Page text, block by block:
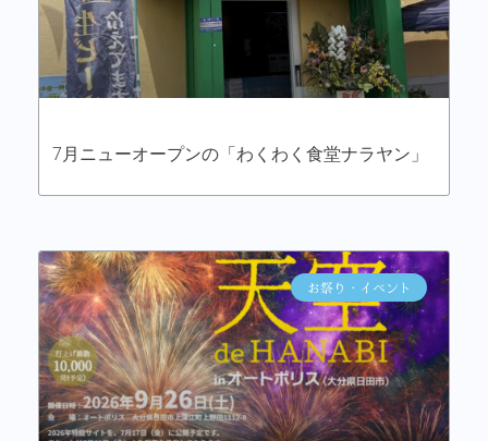
7月ニューオープンの「わくわく食堂ナラヤン」
お祭り・イベント